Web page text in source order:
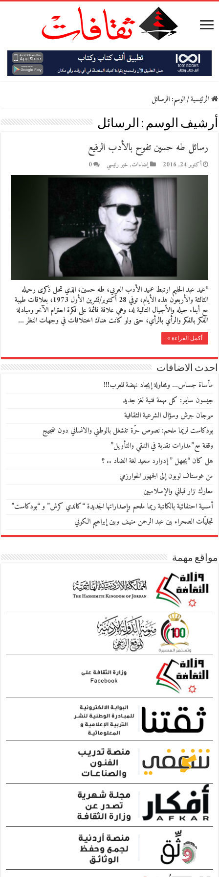
الرئيسية/الوسم:الرسائل
أرشيف الوسم : الرسائل
رسائل طه حسين تفوح بالأدب الرفيع
أكتوبر 24, 2016 إضاءات, خبر رئيسي 0
*عيد عبد الحليم ارتبط عميد الأدب العربي، طه حسين، الذي تحل ذكرى رحيله
الثالثة والأربعون هذه الأيام، توفي 28 أكتوبر/تشرين الأول 1973، بعلاقات طيبة
مع أبناء جيله والأجيال التالية له، وهي علاقة قائمة على فكرة احترام الآخر ومبادلة
الفكر بالفكر والرأي بالرأي، حتى ولو كانت هناك اختلافات في وجهات النظر …
أكمل القراءة »
احدث الاضافات
مأساة جساس… ومحاولة إيجاد نهضة للعرب!!!
جيسون سايلر: كل مهمة فنية لغز جديد
مهرجان جرش وسؤال الشرعية الثقافية
بودكاست لريما ملحم: نصوص حرّة تنشغل بالوطني والانساني دون ضجيج
وقفة مع”مدارات نقدية في التلقي والتأويل”
هل كان “يجهل ” إدوارد سعيد لغة الضاد .. ؟
من غوستاف لوبون إلى الجمهور الخوارزمي
معارك نزار قباني والإسلاميين
أمسية احتفائية بالكاتبة ريما ملحم وإصداراتها الجديدة “كاندي كرش” و “بودكاست”
تجليّات الصحراء بين عبد الرحمن منيف وبين إبراهيم الكوني
مواقع مهمة